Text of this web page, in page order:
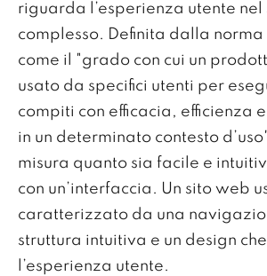
riguarda l’esperienza utente nel
complesso. Definita dalla norma
come il "grado con cui un
usato da specifici utenti per
compiti con efficacia, efficienza
in un determinato contesto
misura quanto sia facile e
con un’interfaccia. Un sito web
caratterizzato da una
struttura intuitiva e un design
l’esperienza utente.